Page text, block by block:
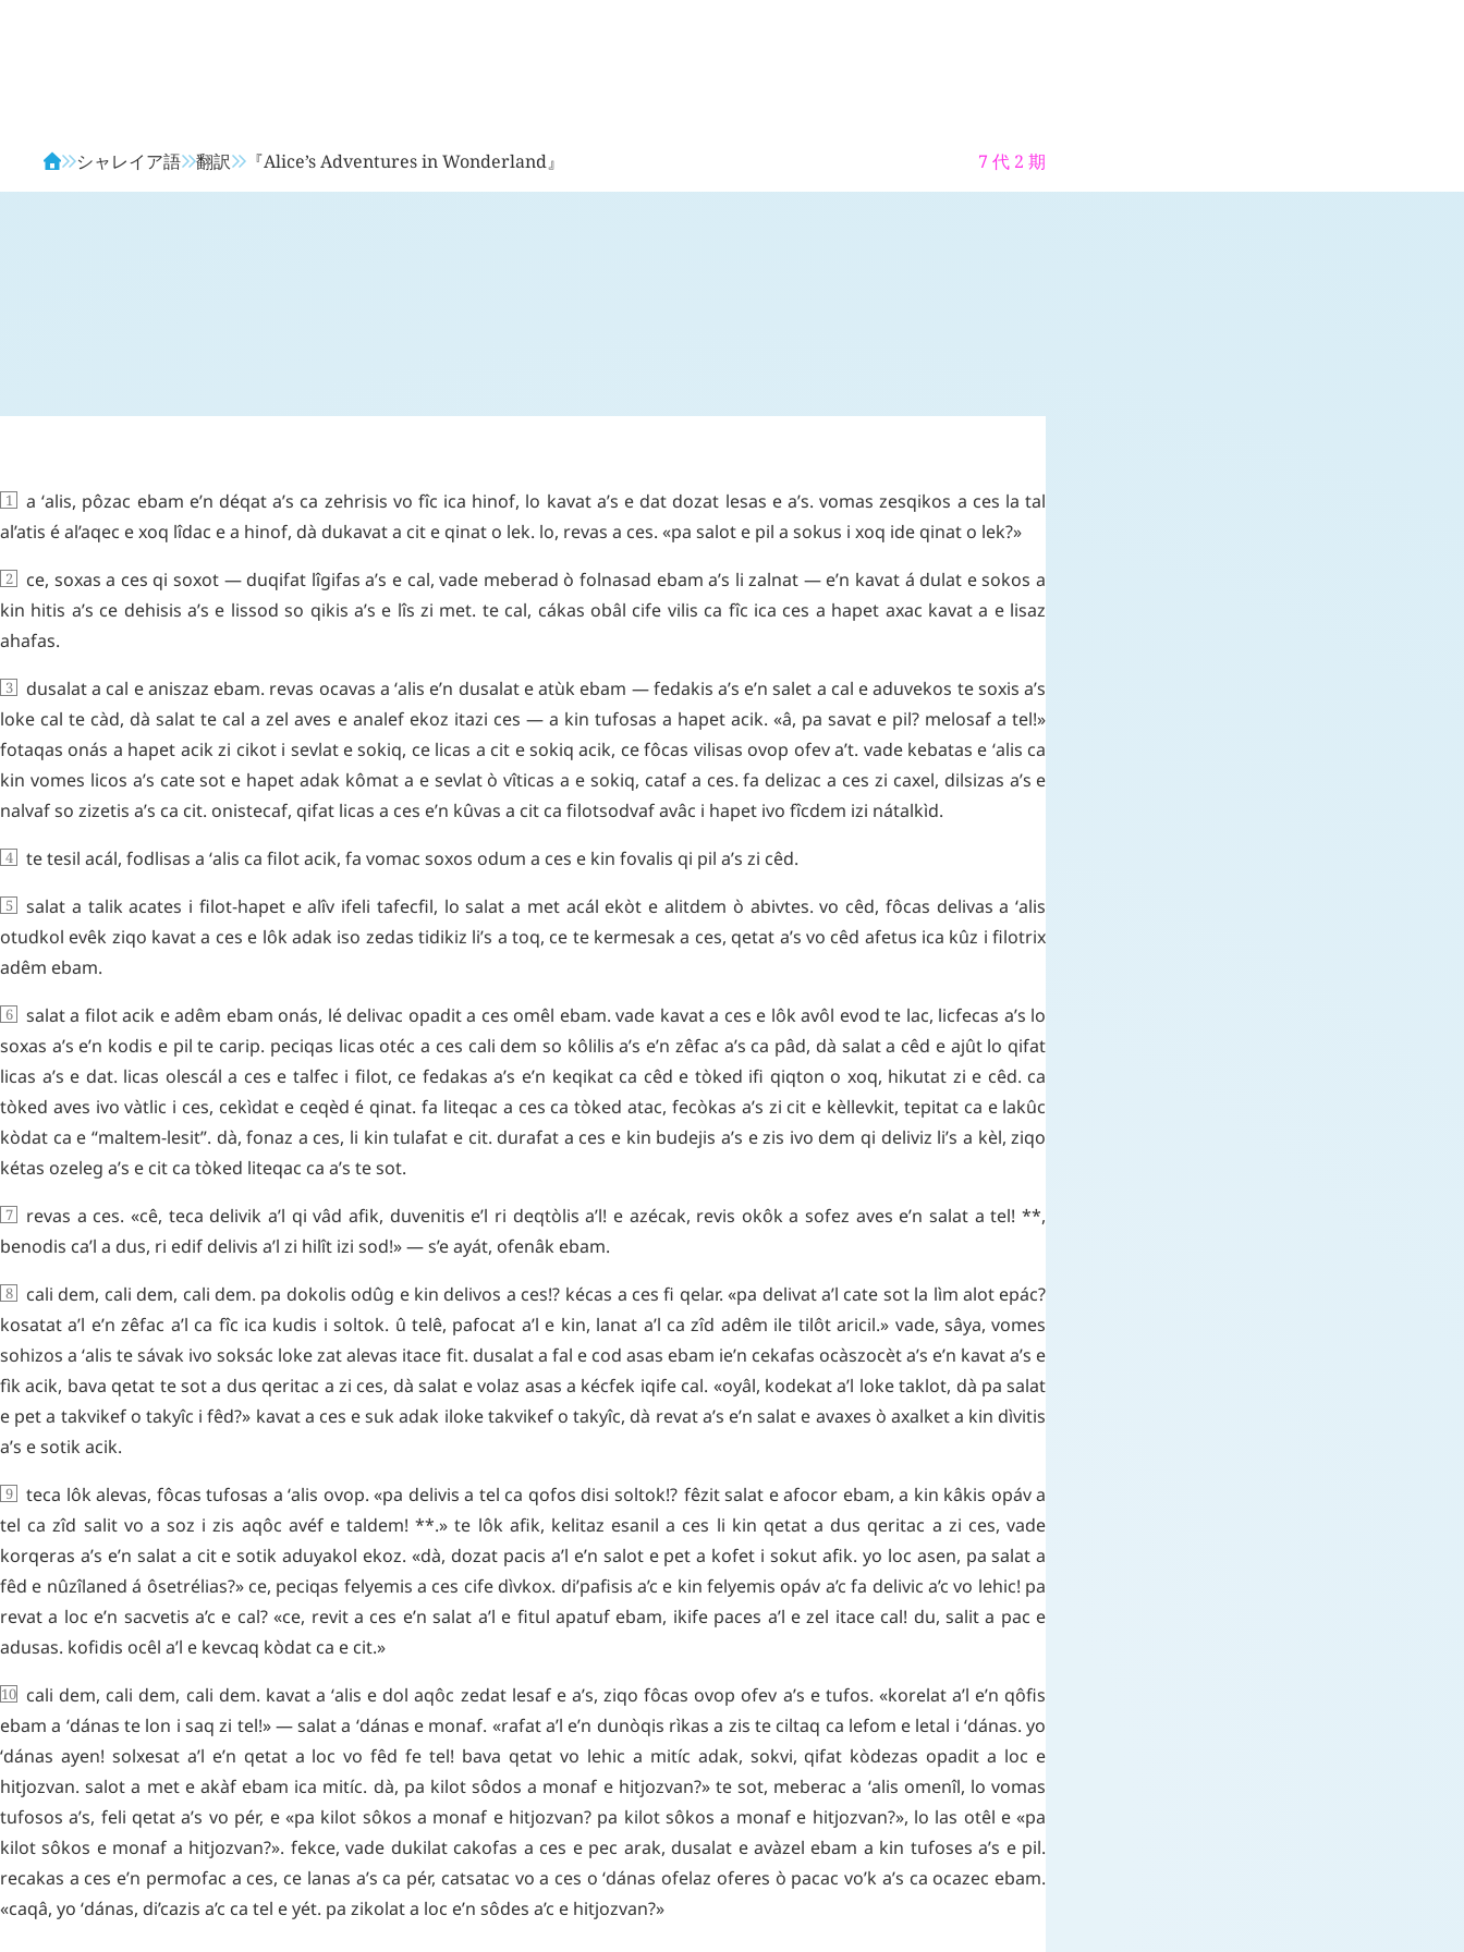
シャレイア語 翻訳 『Alice’s Adventures in Wonderland』 7 代 2 期
a ʻalis, pôzac ebam e’n déqat a’s ca zehrisis vo fîc ica hinof, lo kavat a’s e dat dozat lesas e a’s. vomas zesqikos a ces la tal
al’atis éal’aqec exoq lîdac ea hinof, dà dukavata cit e qinat o lek. lo, revas a ces. «pa salot e pil a sokus i xoq ide qinat o lek?»
ce, soxas a ces qi soxot — duqifat lîgifas a’s e cal,vade meberad ò folnasad ebam a’s li zalnat — e’n kavat á dulat e sokos a
kin hitis a’s ce dehisis a’s e lissod so qikis a’s e lîs zi met. te cal, cákas obâl cife vilis ca fîc ica ces a hapet axac kavat a e lisaz
ahafas.
dusalata cal eaniszaz ebam. revas ocavas a ʻalis e’n dusalat eatùk ebam — fedakis a’s e’n salet a cal eaduvekos tesoxis a’s
loke cal te càd, dà salat te cal a zel aves e analef ekoz itazi ces — a kin tufosas a hapet acik. «â, pa savat e pil? melosaf a tel!»
fotaqas onás a hapet acik zi cikot i sevlat e sokiq, ce licas a cit e sokiq acik, ce fôcas vilisas ovop ofev a’t. vade kebatas e ʻalis ca
kin vomes licos a’s cate sot e hapet adak kômat a e sevlat ò vîticas a e sokiq, cataf a ces. fa delizac a ces zi caxel, dilsizas a’s e
nalvafso zizetis a’s ca cit. onistecaf, qifat licas a ces e’n kûvas a cit ca filotsodvafavâc i hapet ivo fîcdem izi nátalkìd.
tetesil acál, fodlisas a ʻalis ca filotacik, fa vomac soxos odum a ces e kin fovalis qi pil a’s zi cêd.
salat a talik acates i filot-hapet e alîv ifeli tafecfil, lo salat a met acál ekòt e alitdem ò abivtes. vo cêd, fôcas delivas a ʻalis
otudkol evêk ziqo kavat a ces e lôk adak iso zedas tidikiz li’s a toq, ce te kermesak a ces, qetat a’s vo cêd afetus ica kûz i filotrix
adêm ebam.
salat a filot acik e adêm ebam onás, lé delivac opadit a ces omêl ebam. vade kavat a ces e lôk avôl evod te lac, licfecas a’s lo
soxas a’s e’n kodis e pil te carip. peciqas licas otéc a ces cali dem so kôlilis a’s e’n zêfac a’s ca pâd, dà salat a cêd e ajût lo qifat
licas a’s e dat. licas olescál a ces e talfec i filot, ce fedakas a’s e’n keqikat ca cêd e tòked ifi qiqton o xoq, hikutat zi e cêd. ca
tòked aves ivo vàtlic i ces, cekìdat e ceqèd é qinat. fa liteqac a ces ca tòked atac, fecòkas a’s zi cit e kèllevkit, tepitat ca e lakûc
kòdat ca e “maltem-lesit”. dà,fonaz a ces, li kin tulafat e cit. durafat a ces e kin budejis a’s e zis ivo dem qi deliviz li’s a kèl,ziqo
kétas ozeleg a’s e cit ca tòked liteqac ca a’s tesot.
revas a ces. «cê, teca delivik a’l qi vâd afik, duvenitis e’l ri deqtòlis a’l! e azécak, revis okôk a sofez aves e’n salat a tel! **,
benodis ca’l a dus, ri edif delivis a’l zi hilît izi sod!»—s’eayát, ofenâk ebam.
cali dem, cali dem, cali dem. pa dokolis odûg e kin delivos a ces⁉ kécas a ces fi qelar. «pa delivat a’l cate sot la lìm alot epác?
kosatat a’l e’n zêfac a’l ca fîc ica kudis i soltok. û telê, pafocat a’l e kin, lanat a’l ca zîd adêm ile tilôt aricil.» vade, sâya,vomes
sohizos a ʻalis tesávak ivo soksác lokezat alevas itace fit. dusalat a fal e cod asas ebam ie’n cekafas ocàszocèta’s e’n kavata’s e
fìk acik, bava qetat te sot a dus qeritac a zi ces, dà salat e volaz asas a kécfek iqife cal. «oyâl, kodekat a’l loke taklot, dà pa salat
e peta takvikef o takyîc i fêd?» kavat a ces esuk adak iloketakvikef o takyîc, dà revat a’s e’n salat e avaxes ò axalketa kin dìvitis
a’s esotik acik.
teca lôk alevas, fôcas tufosas a ʻalis ovop. «pa delivis a tel ca qofos disi soltok⁉ fêzit salat e afocor ebam,a kin kâkis opáv a
tel ca zîd salit vo a soz i zis aqôc avéf e taldem! **.» te lôk afik, kelitaz esanil a ces li kin qetat a dus qeritac a zi ces,vade
korqeras a’s e’n salat a cit e sotik aduyakol ekoz. «dà, dozat pacis a’l e’n salot e pet a kofet i sokut afik. yo loc asen, pa salat a
fêd e nûzîlaned á ôsetrélias?» ce, peciqas felyemis a ces cife dìvkox. di’pafisis a’c e kin felyemis opáv a’c fa delivic a’c vo lehic! pa
revat a loc e’n sacvetis a’c e cal? «ce, revit a ces e’n salat a’l e fitul apatuf ebam, ikife paces a’l e zel itace cal! du, salit a pac e
adusas. kofidis ocêl a’l e kevcaq kòdat ca e cit.»
cali dem, cali dem, cali dem. kavat a ʻalis e dol aqôc zedat lesaf e a’s, ziqo fôcas ovop ofev a’s e tufos. «korelat a’l e’n qôfis
ebam a ʻdánas te lon i saq zi tel!»—salat a ʻdánas e monaf. «rafata’l e’n dunòqis rìkas a zis te ciltaq ca lefom e letal i ʻdánas. yo
ʻdánas ayen! solxesat a’l e’n qetat a loc vo fêd fe tel! bava qetat vo lehic a mitíc adak, sokvi, qifat kòdezas opadit a loc e
hitjozvan. salot a met e akàf ebam ica mitíc. dà, pa kilot sôdos a monaf e hitjozvan?» te sot, meberac a ʻalis omenîl, lo vomas
tufosos a’s, feli qetat a’s vo pér, e«pa kilot sôkos a monaf e hitjozvan? pa kilot sôkos a monaf e hitjozvan?», lo las otêl e«pa
kilot sôkos e monaf a hitjozvan?». fekce,vade dukilat cakofas a ces e pec arak, dusalat e avàzel ebam a kin tufoses a’s e pil.
recakas a ces e’n permofac a ces, ce lanas a’s ca pér, catsatac vo a ces o ʻdánas ofelaz oferes ò pacac vo’k a’s ca ocazec ebam.
«caqâ, yo ʻdánas, di’cazis a’c ca tel eyét. pa zikolata loc e’n sôdes a’c e hitjozvan?»